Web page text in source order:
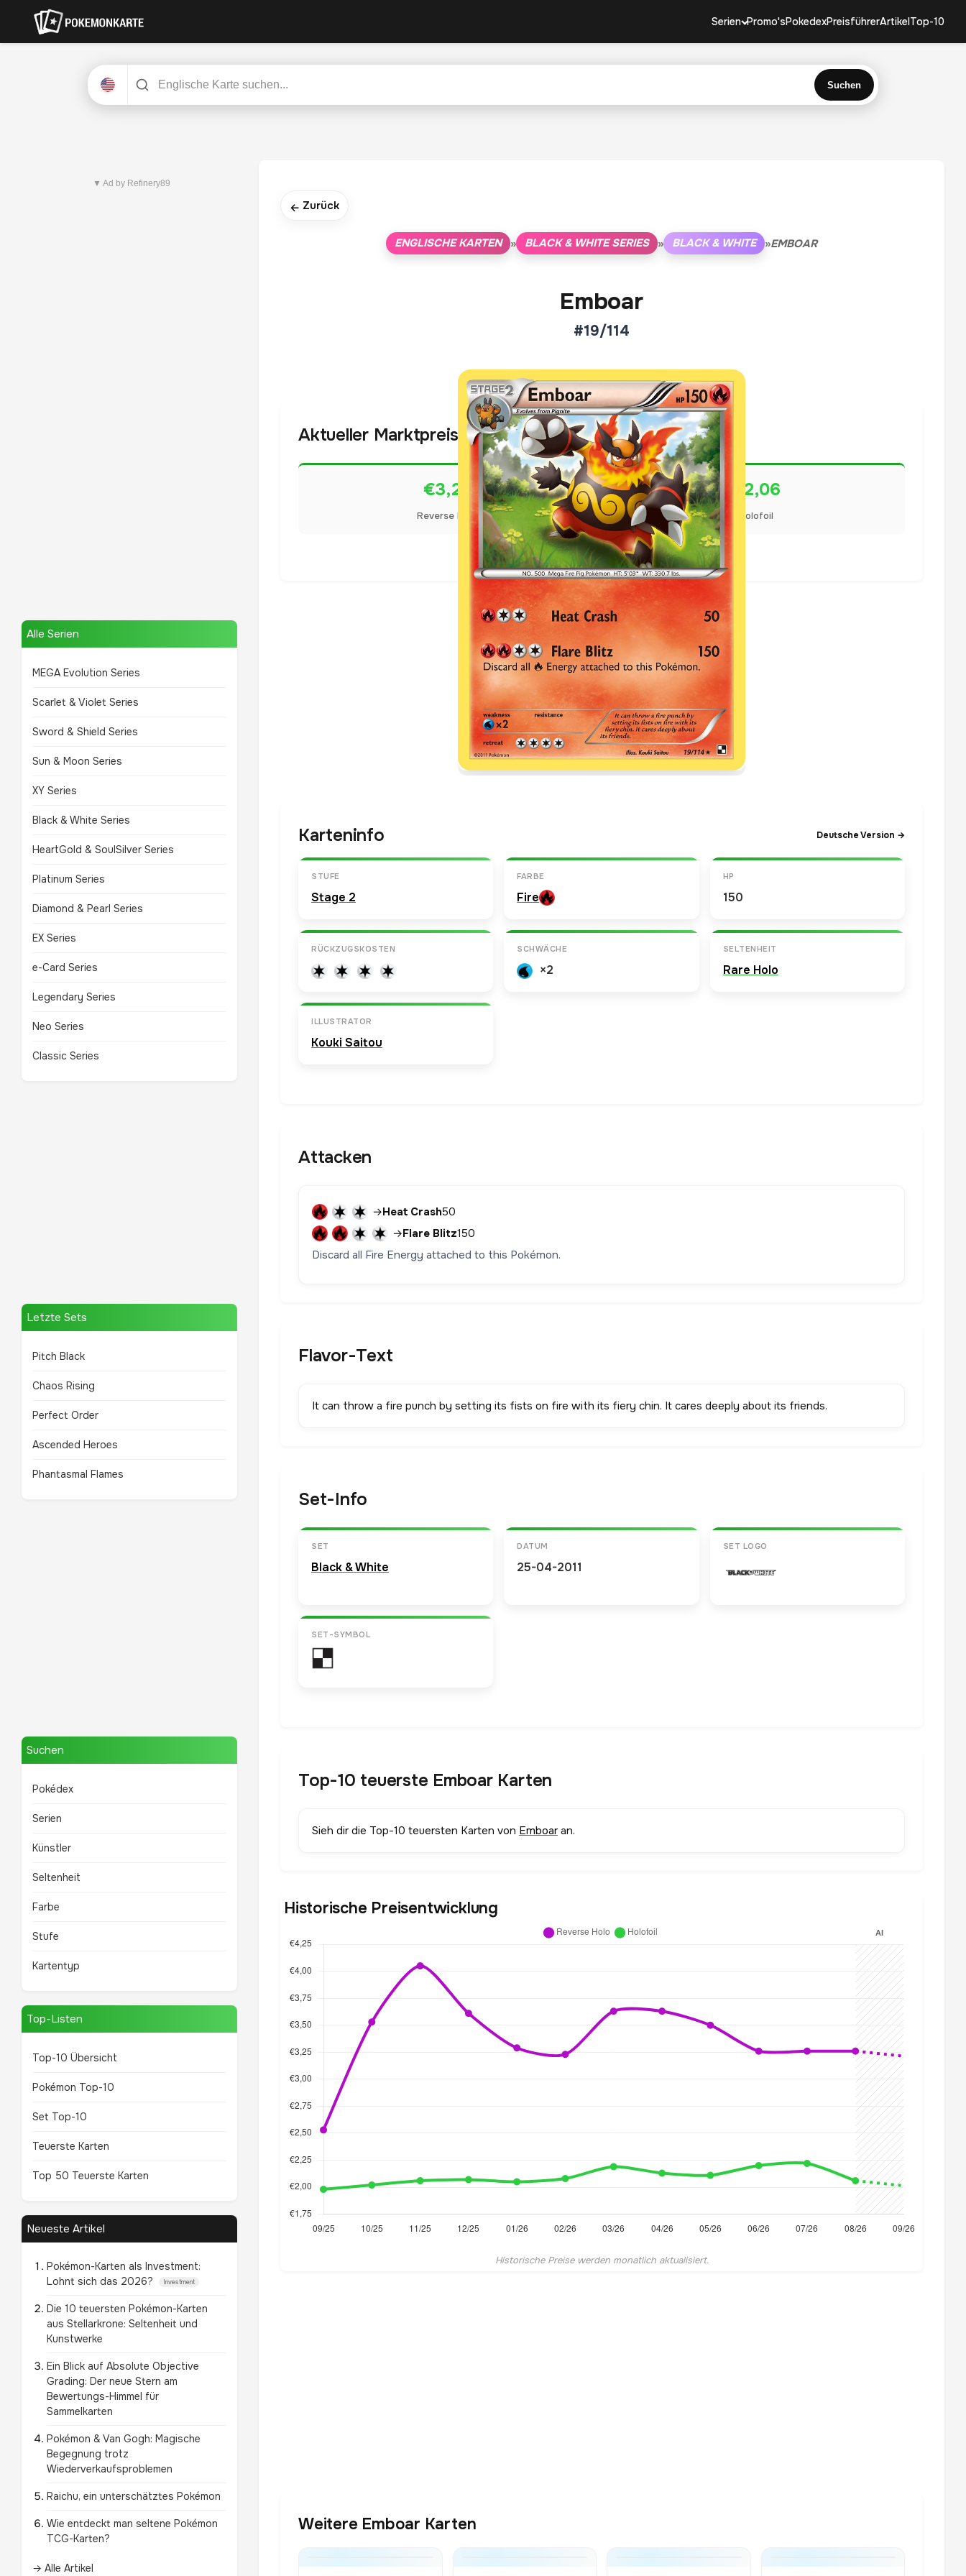
Serien Promo'sPokedexPreisführerArtikelTop-10
Suchen
▼ Ad by Refinery89
Alle Serien
MEGA Evolution Series
Scarlet & Violet Series
Sword & Shield Series
Sun & Moon Series
XY Series
Black & White Series
HeartGold & SoulSilver Series
Platinum Series
Diamond & Pearl Series
EX Series
e-Card Series
Legendary Series
Neo Series
Classic Series
Letzte Sets
Pitch Black
Chaos Rising
Perfect Order
Ascended Heroes
Phantasmal Flames
TOP 10 POKÉMON
Suchen
Pokédex
Serien
Künstler
Seltenheit
Farbe
Stufe
Kartentyp
Top-Listen
Top-10 Übersicht
Pokémon Top-10
Set Top-10
Teuerste Karten
Top 50 Teuerste Karten
Neueste Artikel
Pokémon-Karten als Investment:
Lohnt sich das 2026?
Investment
Die 10 teuersten Pokémon-Karten
aus Stellarkrone: Seltenheit und
Kunstwerke
Ein Blick auf Absolute Objective
Grading: Der neue Stern am
Bewertungs-Himmel für
Sammelkarten
Pokémon & Van Gogh: Magische
Begegnung trotz
Wiederverkaufsproblemen
Raichu, ein unterschätztes Pokémon
Wie entdeckt man seltene Pokémon
TCG-Karten?
→ Alle Artikel
← Zurück
ENGLISCHE KARTEN » BLACK & WHITE SERIES » BLACK & WHITE »EMBOAR
Emboar
#19/114
Aktueller Marktpreis
€3,23
Reverse Holo
€2,06
Holofoil
Preise werden täglich aktualisiert.
Karteninfo Deutsche Version →
STUFE
Stage 2
FARBE
Fire
HP
150
RÜCKZUGSKOSTEN SCHWÄCHE
×2
SELTENHEIT
Rare Holo
ILLUSTRATOR
Kouki Saitou
Attacken
→Heat Crash50
→Flare Blitz150
Discard all Fire Energy attached to this Pokémon.
Flavor-Text
It can throw a fire punch by setting its fists on fire with its fiery chin. It cares deeply about its friends.
Set-Info
SET
Black & White
DATUM
25-04-2011
SET LOGO
SET-SYMBOL
Top-10 teuerste Emboar Karten
Sieh dir die Top-10 teuersten Karten von Emboaran.
Historische Preisentwicklung
Historische Preise werden monatlich aktualisiert.
Weitere Emboar Karten